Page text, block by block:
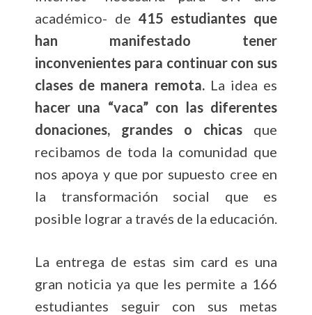
académico- de 415 estudiantes que
han manifestado tener
inconvenientes para continuar con sus
clases de manera remota.La idea es
hacer una “vaca” con las diferentes
donaciones, grandes o chicas que
recibamos de toda la comunidad que
nos apoya y que por supuesto cree en
la transformación social que es
posible lograr a través de la educación.
La entrega de estas sim card es una
gran noticia ya que les permite a 166
estudiantes seguir con sus metas